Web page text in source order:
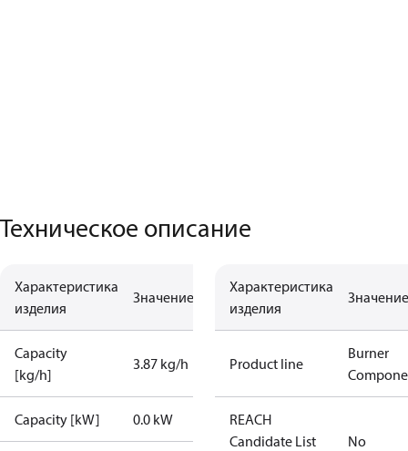
Техническое описание
Характеристика
изделия
Значение
Capacity
[kg/h]
3.87 kg/h
Capacity [kW] 0.0 kW
Характеристика
изделия
Значение
Product line
Burner
REACH
Candidate List
No